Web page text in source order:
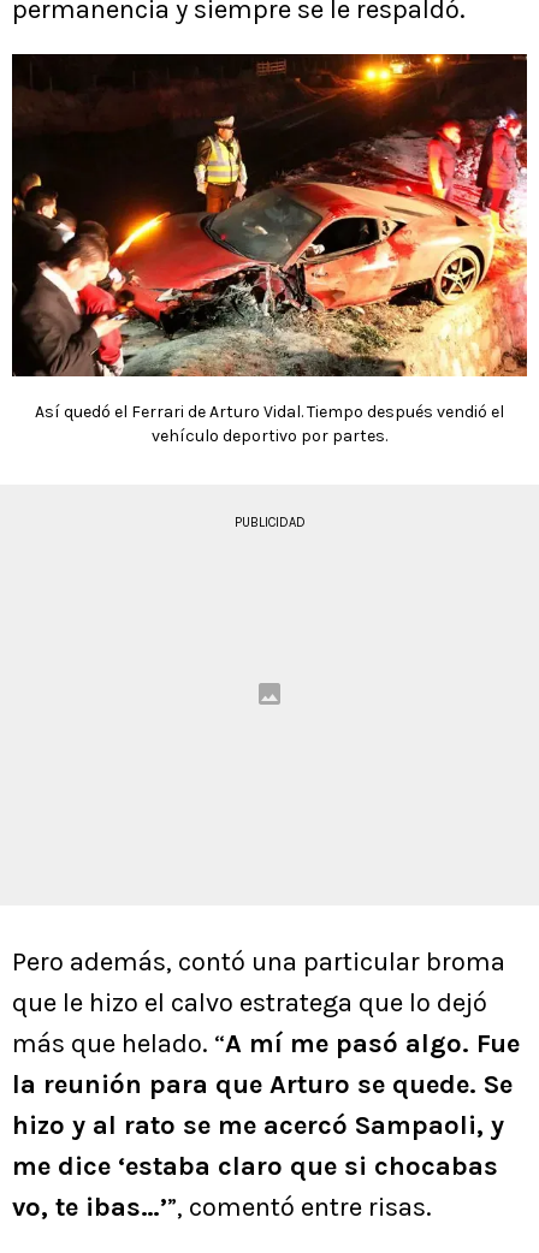
permanencia y siempre se le respaldó.
Así quedó el Ferrari de Arturo Vidal. Tiempo después vendió el
vehículo deportivo por partes.
PUBLICIDAD
Pero además, contó una particular broma
que le hizo el calvo estratega que lo dejó
más que helado. “A mí me pasó algo. Fue
la reunión para que Arturo se quede. Se
hizo y al rato se me acercó Sampaoli, y
me dice ‘estaba claro que si chocabas
vo, te ibas…’”, comentó entre risas.